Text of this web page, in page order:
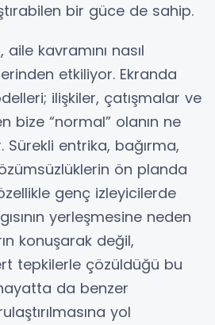
bir güce de sahip.
kavramını nasıl
etkiliyor. Ekranda
ilişkiler, çatışmalar ve
bize “normal” olanın ne
Sürekli entrika, bağırma,
ön planda
genç izleyicilerde
yerleşmesine neden
konuşarak değil,
tepkilerle çözüldüğü bu
da benzer
yol